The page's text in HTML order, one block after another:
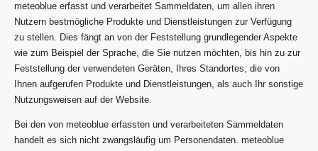
meteoblue erfasst und verarbeitet Sammeldaten, um allen ihren
Nutzern bestmögliche Produkte und Dienstleistungen zur Verfügung
zu stellen. Dies fängt an von der Feststellung grundlegender Aspekte
wie zum Beispiel der Sprache, die Sie nutzen möchten, bis hin zu zur
Feststellung der verwendeten Geräten, Ihres Standortes, die von
Ihnen aufgerufen Produkte und Dienstleistungen, als auch Ihr sonstige
Nutzungsweisen auf der Website.
Bei den von meteoblue erfassten und verarbeiteten Sammeldaten
handelt es sich nicht zwangsläufig um Personendaten. meteoblue